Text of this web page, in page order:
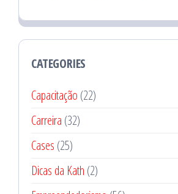
CATEGORIES
Capacitação (22)
Carreira (32)
Cases (25)
Dicas da Kath (2)